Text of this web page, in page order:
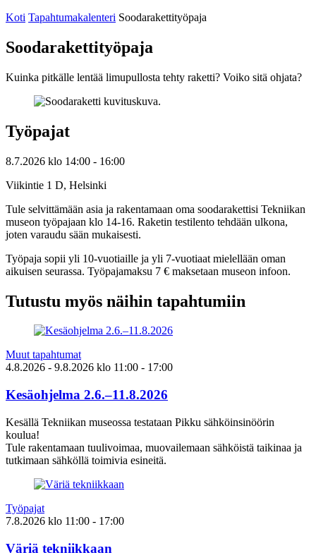
Koti Tapahtumakalenteri Soodarakettityöpaja
Soodarakettityöpaja
Kuinka pitkälle lentää limupullosta tehty raketti? Voiko sitä ohjata?
Työpajat
8.7.2026 klo 14:00 - 16:00
Viikintie 1 D, Helsinki
Tule selvittämään asia ja rakentamaan oma soodarakettisi Tekniikan
museon työpajaan klo 14-16. Raketin testilento tehdään ulkona,
joten varaudu sään mukaisesti.
Työpaja sopii yli 10-vuotiaille ja yli 7-vuotiaat mielellään oman
aikuisen seurassa. Työpajamaksu 7 € maksetaan museon infoon.
Tutustu myös näihin tapahtumiin
Muut tapahtumat
4.8.2026 - 9.8.2026 klo 11:00 - 17:00
Kesäohjelma 2.6.–11.8.2026
Kesällä Tekniikan museossa testataan Pikku sähköinsinöörin
koulua!
Tule rakentamaan tuulivoimaa, muovailemaan sähköistä taikinaa ja
tutkimaan sähköllä toimivia esineitä.
Työpajat
7.8.2026 klo 11:00 - 17:00
Väriä tekniikkaan